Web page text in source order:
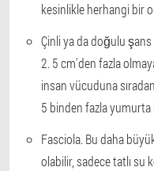
kesinlikle herhangi bir
Çinli ya da doğulu şans
2. 5 cm'den fazla
insan vücuduna
5 binden fazla yumurta
Fasciola. Bu daha
olabilir, sadece tatlı su